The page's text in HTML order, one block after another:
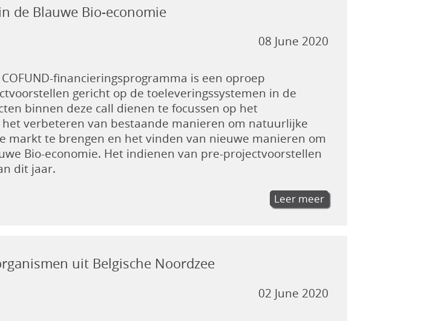
de Blauwe Bio-economie
08 June 2020
financieringsprogramma is een oproep
gericht op de toeleveringssystemen in de
binnen deze call dienen te focussen op het
verbeteren van bestaande manieren om natuurlijke
markt te brengen en het vinden van nieuwe manieren om
Bio-economie. Het indienen van pre-projectvoorstellen
dit jaar.
Leer meer
uit Belgische Noordzee
02 June 2020